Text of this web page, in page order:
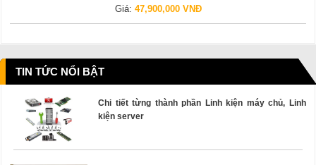
Giá: 47,900,000 VNĐ
TIN TỨC NỔI BẬT
Chi tiết từng thành phần Linh kiện máy chủ, Linh
kiện server